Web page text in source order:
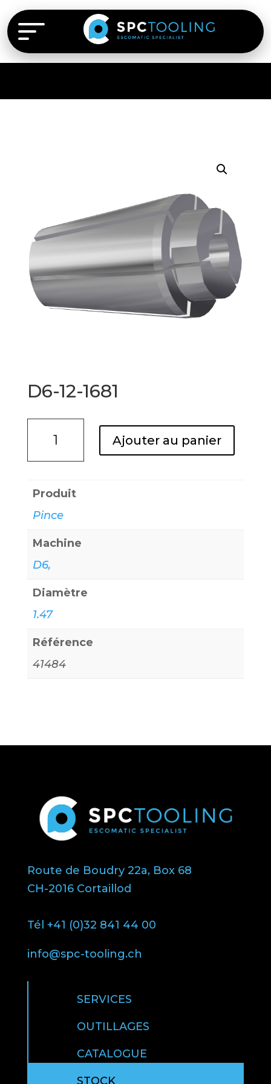
D6-12-1681
D6-
12-
1681
Ajouter au panier
Produit
Pince
Machine
D6,
Diamètre
1.47
Référence
41484
Route de Boudry 22a, Box 68
CH-2016 Cortaillod
Tél +41 (0)32 841 44 00
info@spc-tooling.ch
SERVICES
OUTILLAGES
CATALOGUE
STOCK